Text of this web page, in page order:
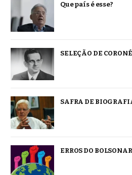
Que país é esse?
SELEÇÃO DE
SAFRA DE
ERROS DO